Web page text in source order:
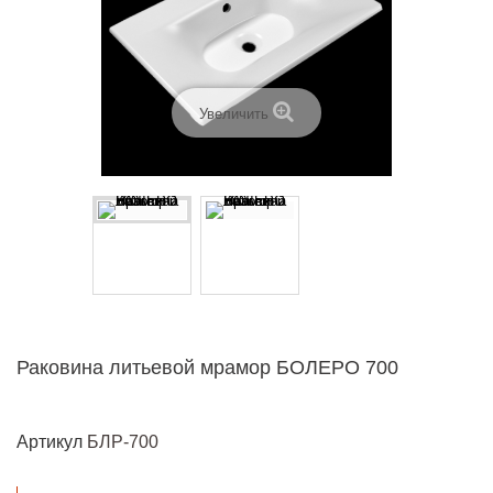
Увеличить
Раковина литьевой мрамор БОЛЕРО 700
Артикул БЛР-700